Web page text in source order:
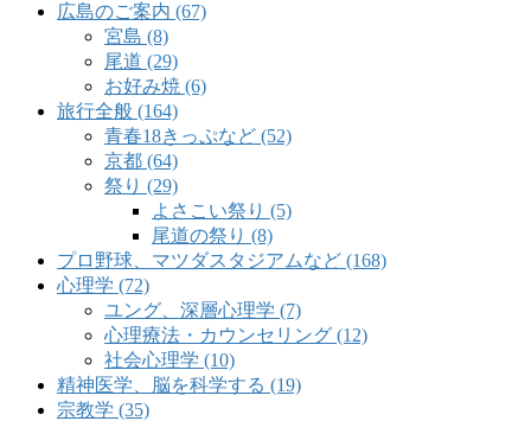
広島のご案内 (67)
宮島 (8)
尾道 (29)
お好み焼 (6)
旅行全般 (164)
青春18きっぷなど (52)
京都 (64)
祭り (29)
よさこい祭り (5)
尾道の祭り (8)
プロ野球、マツダスタジアムなど (168)
心理学 (72)
ユング、深層心理学 (7)
心理療法・カウンセリング (12)
社会心理学 (10)
精神医学、脳を科学する (19)
宗教学 (35)